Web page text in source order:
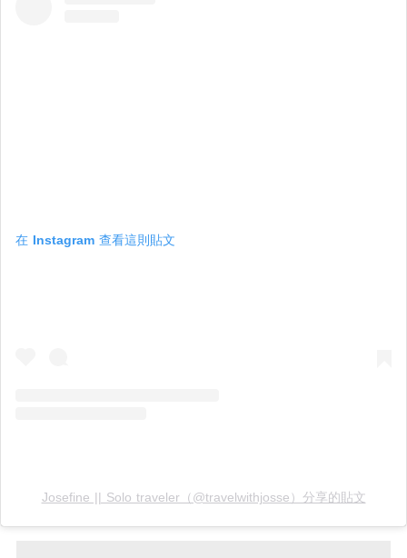
在 Instagram 查看這則貼文
Josefine || Solo traveler（@travelwithjosse）分享的貼文